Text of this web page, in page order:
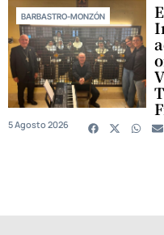
BARBASTRO-MONZÓN
5 Agosto 2026